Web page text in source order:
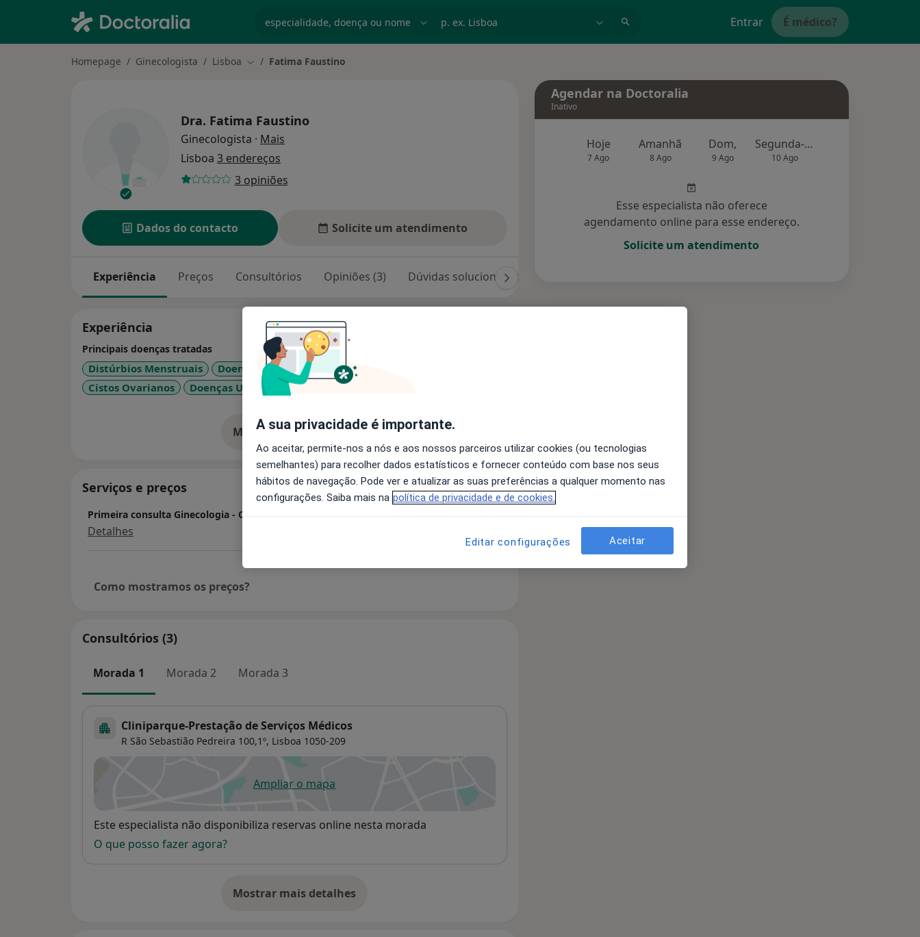
Entrar É médico?
Homepage Ginecologista Lisboa Mudar de cidade
Fatima Faustino
Dra. Fatima Faustino
Ginecologista · Mais
Lisboa 3 endereços
3 opiniões
Dados do contacto Solicite um atendimento
Experiência Preços Consultórios Opiniões (3) Dúvidas solucionadas (2)
Experiência
Principais doenças tratadas
Distúrbios Menstruais Doenças Ovarianas
Endometriose
Cistos Ovarianos
Doenças Uterinas +5a11y_sr_more_diseases
Mostrar mais detalhes
Serviços e preços
Primeira consulta Ginecologia - Obstetricia
Detalhes
Como mostramos os preços?
Consultórios (3)
Morada 1 Morada 2 Morada 3
Cliniparque-Prestação de Serviços Médicos
R São Sebastião Pedreira 100,1º, Lisboa 1050-209
Ampliar o mapaabre num novo separador
Disponibilidade
Este especialista não disponibiliza reservas online nesta morada
O que posso fazer agora?
Mostrar mais detalhes
sobre o endereço
Agendar na Doctoralia
Inativo
Hoje
7 Ago
Amanhã
8 Ago
Dom,
9 Ago
Segunda-feira
10 Ago
Esse especialista não oferece
agendamento online para esse endereço.
Solicite um atendimento
A sua privacidade é importante.
Ao aceitar, permite-nos a nós e aos nossos parceiros utilizar cookies (ou tecnologias
semelhantes) para recolher dados estatísticos e fornecer conteúdo com base nos seus
hábitos de navegação. Pode ver e atualizar as suas preferências a qualquer momento nas
configurações. Saiba mais na política de privacidade e de cookies.
Editar configurações Aceitar